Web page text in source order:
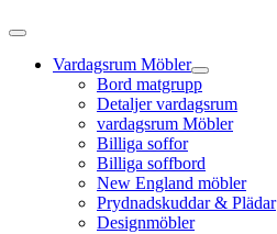
Vardagsrum Möbler
Bord matgrupp
Detaljer vardagsrum
vardagsrum Möbler
Billiga soffor
Billiga soffbord
New England möbler
Prydnadskuddar & Plädar
Designmöbler